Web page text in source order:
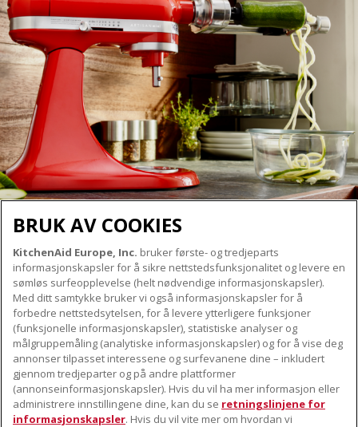
OM KITCHENAID
Merkets kjerne
Merkehistorie
ODR
VÅRE PRODUKTER
Små apparater
Produkttilbehør
KUNDESERVICE
Finn et servicesenter nær deg
Garanti og dokumenter
Kontaktinformasjon
FØLG OSS
BRUK AV COOKIES
KitchenAid Europe, Inc. bruker første- og tredjeparts
informasjonskapsler for å sikre nettstedsfunksjonalitet og levere en
sømløs surfeopplevelse (helt nødvendige informasjonskapsler).
Med ditt samtykke bruker vi også informasjonskapsler for å
forbedre nettstedsytelsen, for å levere ytterligere funksjoner
(funksjonelle informasjonskapsler), statistiske analyser og
målgruppemåling (analytiske informasjonskapsler) og for å vise deg
annonser tilpasset interessene og surfevanene dine – inkludert
gjennom tredjeparter og på andre plattformer
(annonseinformasjonskapsler). Hvis du vil ha mer informasjon eller
administrere innstillingene dine, kan du se retningslinjene for
informasjonskapsler. Hvis du vil vite mer om hvordan vi